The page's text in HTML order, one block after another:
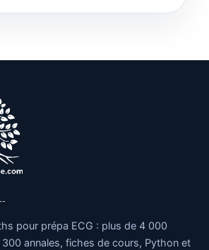
pour prépa ECG : plus de 4 000
annales, fiches de cours, Python et